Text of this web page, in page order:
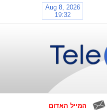
המייל האדום